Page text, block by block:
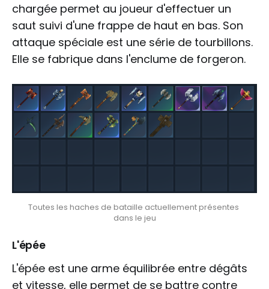
chargée permet au joueur d'effectuer un
saut suivi d'une frappe de haut en bas. Son
attaque spéciale est une série de tourbillons.
Elle se fabrique dans l'enclume de forgeron.
Toutes les haches de bataille actuellement présentes
dans le jeu
L'épée
L'épée est une arme équilibrée entre dégâts
et vitesse, elle permet de se battre contre